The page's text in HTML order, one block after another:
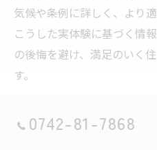
気候や条例に詳しく、より
こうした実体験に基づく情
の後悔を避け、満足のいく
す。
外構工事と住まい全体の
外構工事では、住まい全体
0742-81-7868